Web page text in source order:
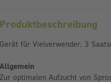
Produktbeschreibung
Gerät für Vielverwender, 3
Allgemein
Zur optimalen Aufzucht von